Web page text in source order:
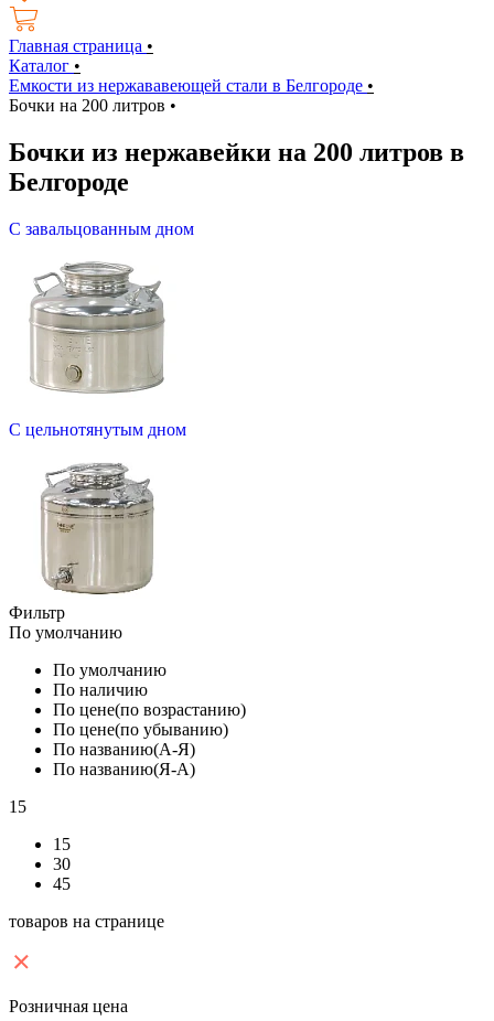
Главная страница •
Каталог •
Емкости из нержававеющей стали в Белгороде •
Бочки на 200 литров •
Бочки из нержавейки на 200 литров в
Белгороде
С завальцованным дном
С цельнотянутым дном
Фильтр
По умолчанию
По умолчанию
По наличию
По цене(по возрастанию)
По цене(по убыванию)
По названию(А-Я)
По названию(Я-А)
15
15
30
45
товаров на странице
Розничная цена